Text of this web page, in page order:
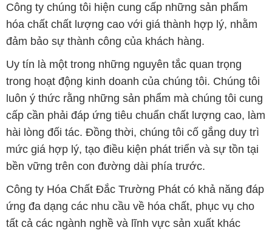
Công ty chúng tôi hiện cung cấp những sản phẩm
hóa chất chất lượng cao với giá thành hợp lý, nhằm
đảm bảo sự thành công của khách hàng.
Uy tín là một trong những nguyên tắc quan trọng
trong hoạt động kinh doanh của chúng tôi. Chúng tôi
luôn ý thức rằng những sản phẩm mà chúng tôi cung
cấp cần phải đáp ứng tiêu chuẩn chất lượng cao, làm
hài lòng đối tác. Đồng thời, chúng tôi cố gắng duy trì
mức giá hợp lý, tạo điều kiện phát triển và sự tồn tại
bền vững trên con đường dài phía trước.
Công ty Hóa Chất Đắc Trường Phát có khả năng đáp
ứng đa dạng các nhu cầu về hóa chất, phục vụ cho
tất cả các ngành nghề và lĩnh vực sản xuất khác